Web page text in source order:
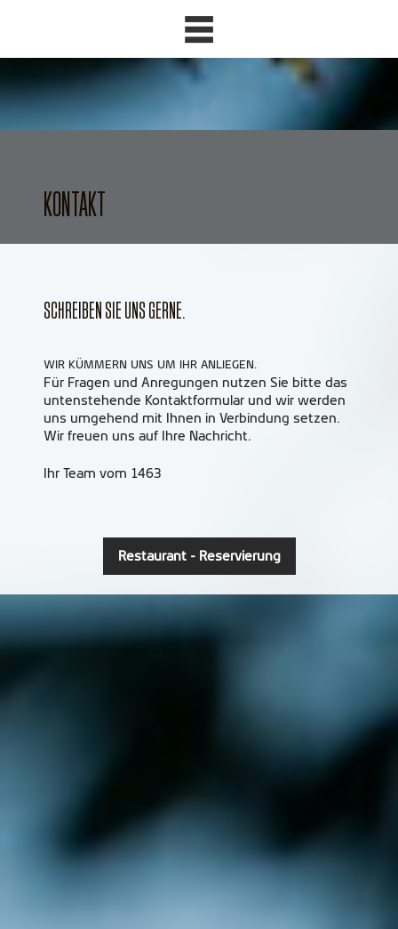
KONTAKT
SCHREIBEN SIE UNS GERNE.
WIR KÜMMERN UNS UM IHR ANLIEGEN.
Für Fragen und Anregungen nutzen Sie bitte das
untenstehende Kontaktformular und wir werden
uns umgehend mit Ihnen in Verbindung setzen.
Wir freuen uns auf Ihre Nachricht.
Ihr Team vom 1463
Restaurant - Reservierung